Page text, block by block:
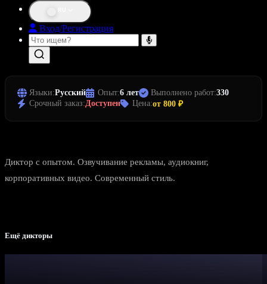
Вход/Регистрация
Языки:Русский Опыт:6 лет Выполнено работ:330
Срочный заказ:Доступен Цена:от 800 ₽
Диктор с опытом. Озвучивание рекламы, аудиокниг,
корпоративных видео. Современный стиль.
Ещё дикторы